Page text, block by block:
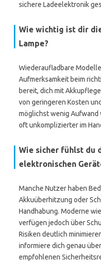
sichere Ladeelektronik
Wie wichtig ist dir
Lampe?
Wiederaufladbare
Aufmerksamkeit beim
bereit, dich mit
von geringeren Kosten
möglichst wenig
oft unkomplizierter im
Wie sicher fühlst du
elektronischen
Manche Nutzer haben
Akkuüberhitzung oder
Handhabung. Moderne
verfügen jedoch über
Risiken deutlich
informiere dich genau
empfohlenen